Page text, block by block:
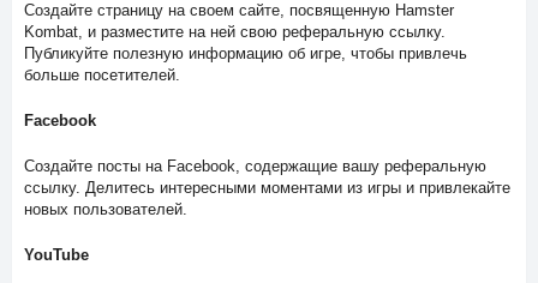
Создайте страницу на своем сайте, посвященную Hamster
Kombat, и разместите на ней свою реферальную ссылку.
Публикуйте полезную информацию об игре, чтобы привлечь
больше посетителей.
Facebook
Создайте посты на Facebook, содержащие вашу реферальную
ссылку. Делитесь интересными моментами из игры и привлекайте
новых пользователей.
YouTube